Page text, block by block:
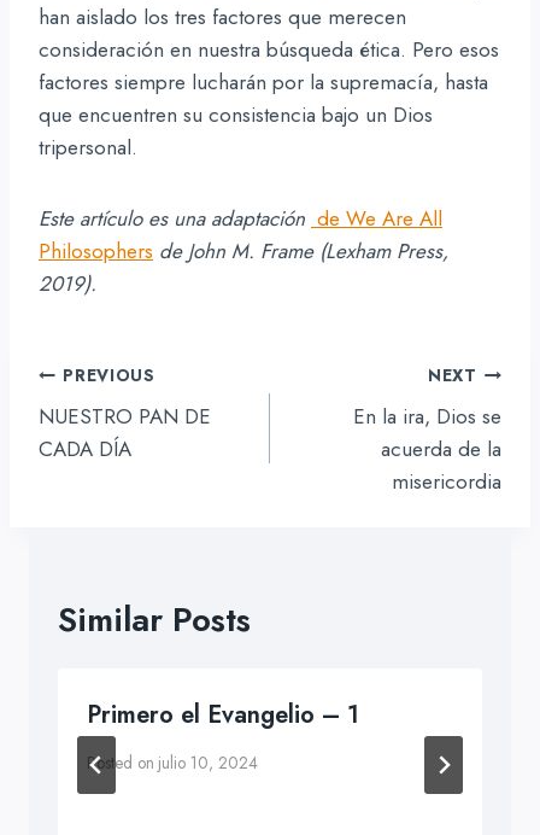
han aislado los tres factores que merecen
consideración en nuestra búsqueda ética. Pero esos
factores siempre lucharán por la supremacía, hasta
que encuentren su consistencia bajo un Dios
tripersonal.
Este artículo es una adaptación de We Are All
Philosophers de John M. Frame (Lexham Press,
2019).
Navegación
de
entradas
PREVIOUS
NUESTRO PAN DE
CADA DÍA
NEXT
En la ira, Dios se
acuerda de la
misericordia
Similar Posts
Primero el Evangelio – 1
Posted on julio 10, 2024